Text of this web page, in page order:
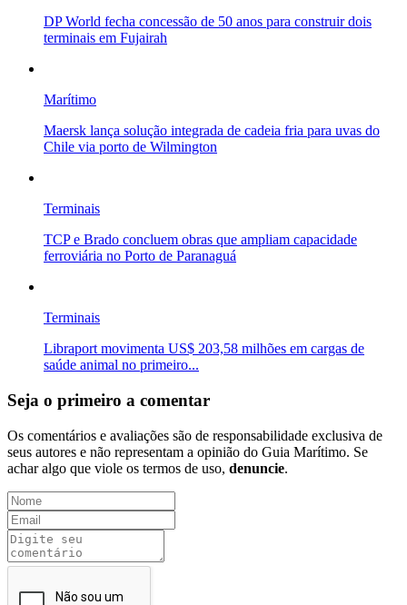
DP World fecha concessão de 50 anos para construir dois
terminais em Fujairah
Marítimo
Maersk lança solução integrada de cadeia fria para uvas do
Chile via porto de Wilmington
Terminais
TCP e Brado concluem obras que ampliam capacidade
ferroviária no Porto de Paranaguá
Terminais
Libraport movimenta US$ 203,58 milhões em cargas de
saúde animal no primeiro...
Seja o primeiro a comentar
Os comentários e avaliações são de responsabilidade exclusiva de
seus autores e não representam a opinião do Guia Marítimo. Se
achar algo que viole os termos de uso, denuncie.